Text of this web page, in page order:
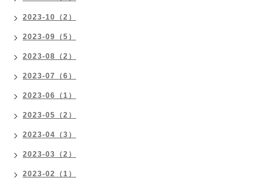
2023-10（2）
2023-09（5）
2023-08（2）
2023-07（6）
2023-06（1）
2023-05（2）
2023-04（3）
2023-03（2）
2023-02（1）